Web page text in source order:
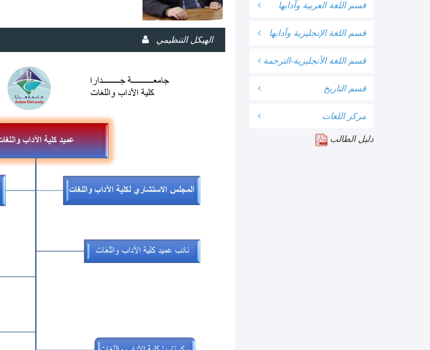
الهيكل التنظيمي
قسم اللغة العربية وآدابها
قسم اللغة الإنجليزية وآدابها
قسم اللغة الأنجليزية-الترجمة
قسم التاريخ
مركز اللغات
دليل الطالب